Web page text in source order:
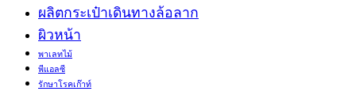
ผลิตกระเป๋าเดินทางล้อลาก
ผิวหน้า
พาเลทไม้
พีแอลซี
รักษาโรคเก๊าท์